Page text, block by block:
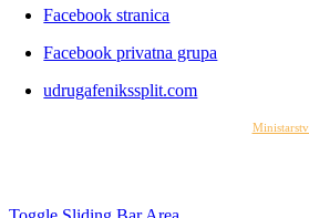
Facebook stranica
Facebook privatna grupa
udrugafenikssplit.com